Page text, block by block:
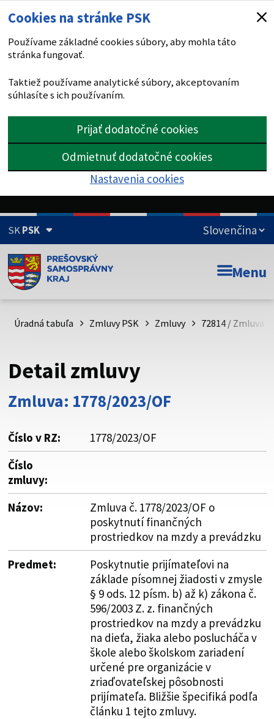
Cookies na stránke PSK
Používame základné cookies súbory, aby mohla táto
stránka fungovať.
Taktiež používame analytické súbory, akceptovaním
súhlasíte s ich používaním.
Prijať dodatočné cookies
Odmietnuť dodatočné cookies
Nastavenia cookies
SKPSK
Doména psk.sk je oficiálna
Toto je oficiálna webová stránka Prešovského
psk.sk.
Buďte pozorní a vždy sa uistite, že zdieľate informácie iba
cez zabezpečenú webovú stránku. Zabezpečená stránka
vždy začína https:// pred názvom domény webového sídla.
Menu
Úradná tabuľa Zmluvy PSK Zmluvy 72814 / Zmluva
Detail zmluvy
Zmluva: 1778/2023/OF
Číslo v RZ:
1778/2023/OF
Číslo
zmluvy:
Názov:
Zmluva č. 1778/2023/OF o
poskytnutí finančných
prostriedkov na mzdy a prevádzku
Predmet:
Poskytnutie prijímateľovi na
základe písomnej žiadosti v zmysle
§ 9 ods. 12 písm. b) až k) zákona č.
596/2003 Z. z. finančných
prostriedkov na mzdy a prevádzku
na dieťa, žiaka alebo poslucháča v
škole alebo školskom zariadení
určené pre organizácie v
zriaďovateľskej pôsobnosti
prijímateľa. Bližšie špecifiká podľa
článku 1 tejto zmluvy.